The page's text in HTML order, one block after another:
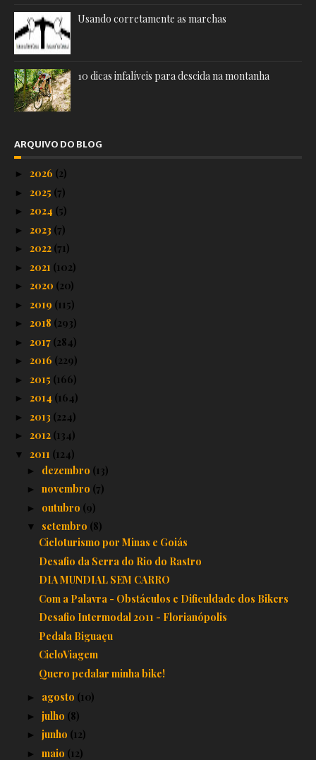
Usando corretamente as marchas
10 dicas infalíveis para descida na montanha
ARQUIVO DO BLOG
► 2026 (2)
► 2025 (7)
► 2024 (5)
► 2023 (7)
► 2022 (71)
► 2021 (102)
► 2020 (20)
► 2019 (115)
► 2018 (293)
► 2017 (284)
► 2016 (229)
► 2015 (166)
► 2014 (164)
► 2013 (224)
► 2012 (134)
▼ 2011 (124)
► dezembro (13)
► novembro (7)
► outubro (9)
▼ setembro (8)
Cicloturismo por Minas e Goiás
Desafio da Serra do Rio do Rastro
DIA MUNDIAL SEM CARRO
Com a Palavra - Obstáculos e Dificuldade dos Bikers
Desafio Intermodal 2011 - Florianópolis
Pedala Biguaçu
CicloViagem
Quero pedalar minha bike!
► agosto (10)
► julho (8)
► junho (12)
► maio (12)